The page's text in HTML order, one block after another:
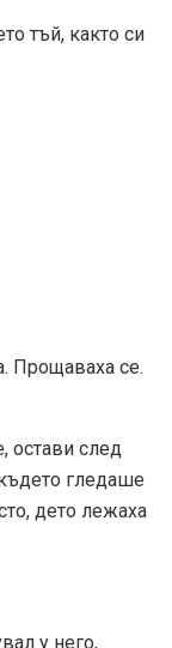
тъй, както си
Прощаваха се.
остави след
гледаше
дето лежаха
у него,